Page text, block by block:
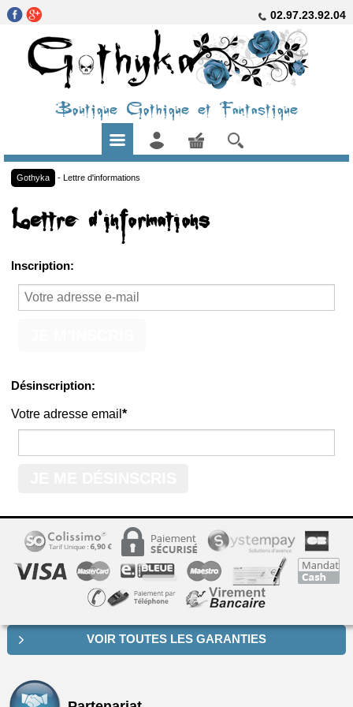
02.97.23.92.04
Boutique Gothique et Fantastique
Gothyka - Lettre d'informations
Lettre d'informations
Inscription:
Désinscription:
Votre adresse email *
VOIR TOUTES LES GARANTIES